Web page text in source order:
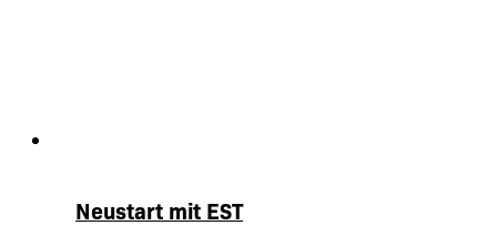
Neustart mit EST